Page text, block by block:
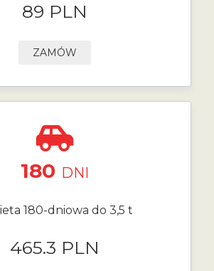
89 PLN
ZAMÓW
180 DNI
180-dniowa do 3,5 t
465.3 PLN